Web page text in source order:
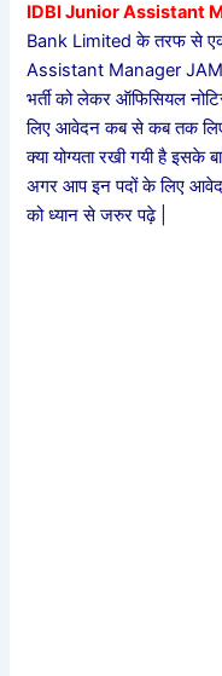
IDBI Junior Assistant
Bank Limited के तरफ से एक
Assistant Manager JAM
भर्ती को लेकर ऑफिसियल
लिए आवेदन कब से कब तक
क्या योग्यता रखी गयी है इसके
अगर आप इन पदों के लिए
को ध्यान से जरुर पढ़े |